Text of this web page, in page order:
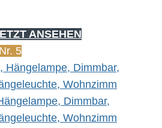
ANSEHEN
5
Dimmbar,
Wohnzimm